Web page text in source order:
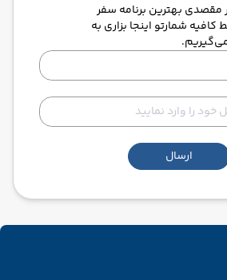
مقصدی بهترین برنامه سفر
شمارتو اینجا بزاری به
ارسال